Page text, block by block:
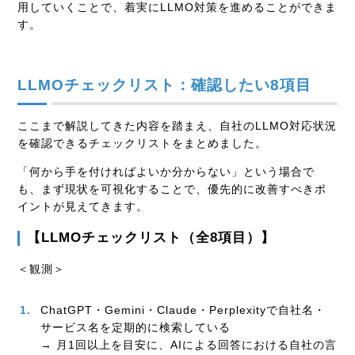
用していくことで、着実にLLMO対策を進めることができま
す。
LLMOチェックリスト：確認したい8項目
ここまで解説してきた内容を踏まえ、自社のLLMO対応状況
を確認できるチェックリストをまとめました。
「何から手を付ければよいか分からない」という場合で
も、まず現状を可視化することで、優先的に改善すべきポ
イントが見えてきます。
【LLMOチェックリスト（全8項目）】
＜観測＞
ChatGPT・Gemini・Claude・Perplexityで自社名・
サービス名を定期的に検索している
→ 月1回以上を目安に、AIによる回答における自社の言